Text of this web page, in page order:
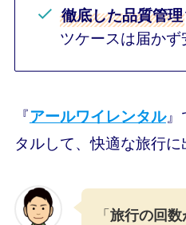
徹底した品質管理
ツケースは届かず
『アールワイレンタル』
タルして、快適な旅行に
「旅行の回数